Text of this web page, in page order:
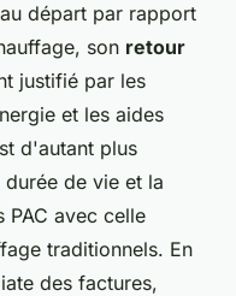
départ par rapport
son retour
justifié par les
et les aides
d'autant plus
de vie et la
PAC avec celle
traditionnels. En
des factures,